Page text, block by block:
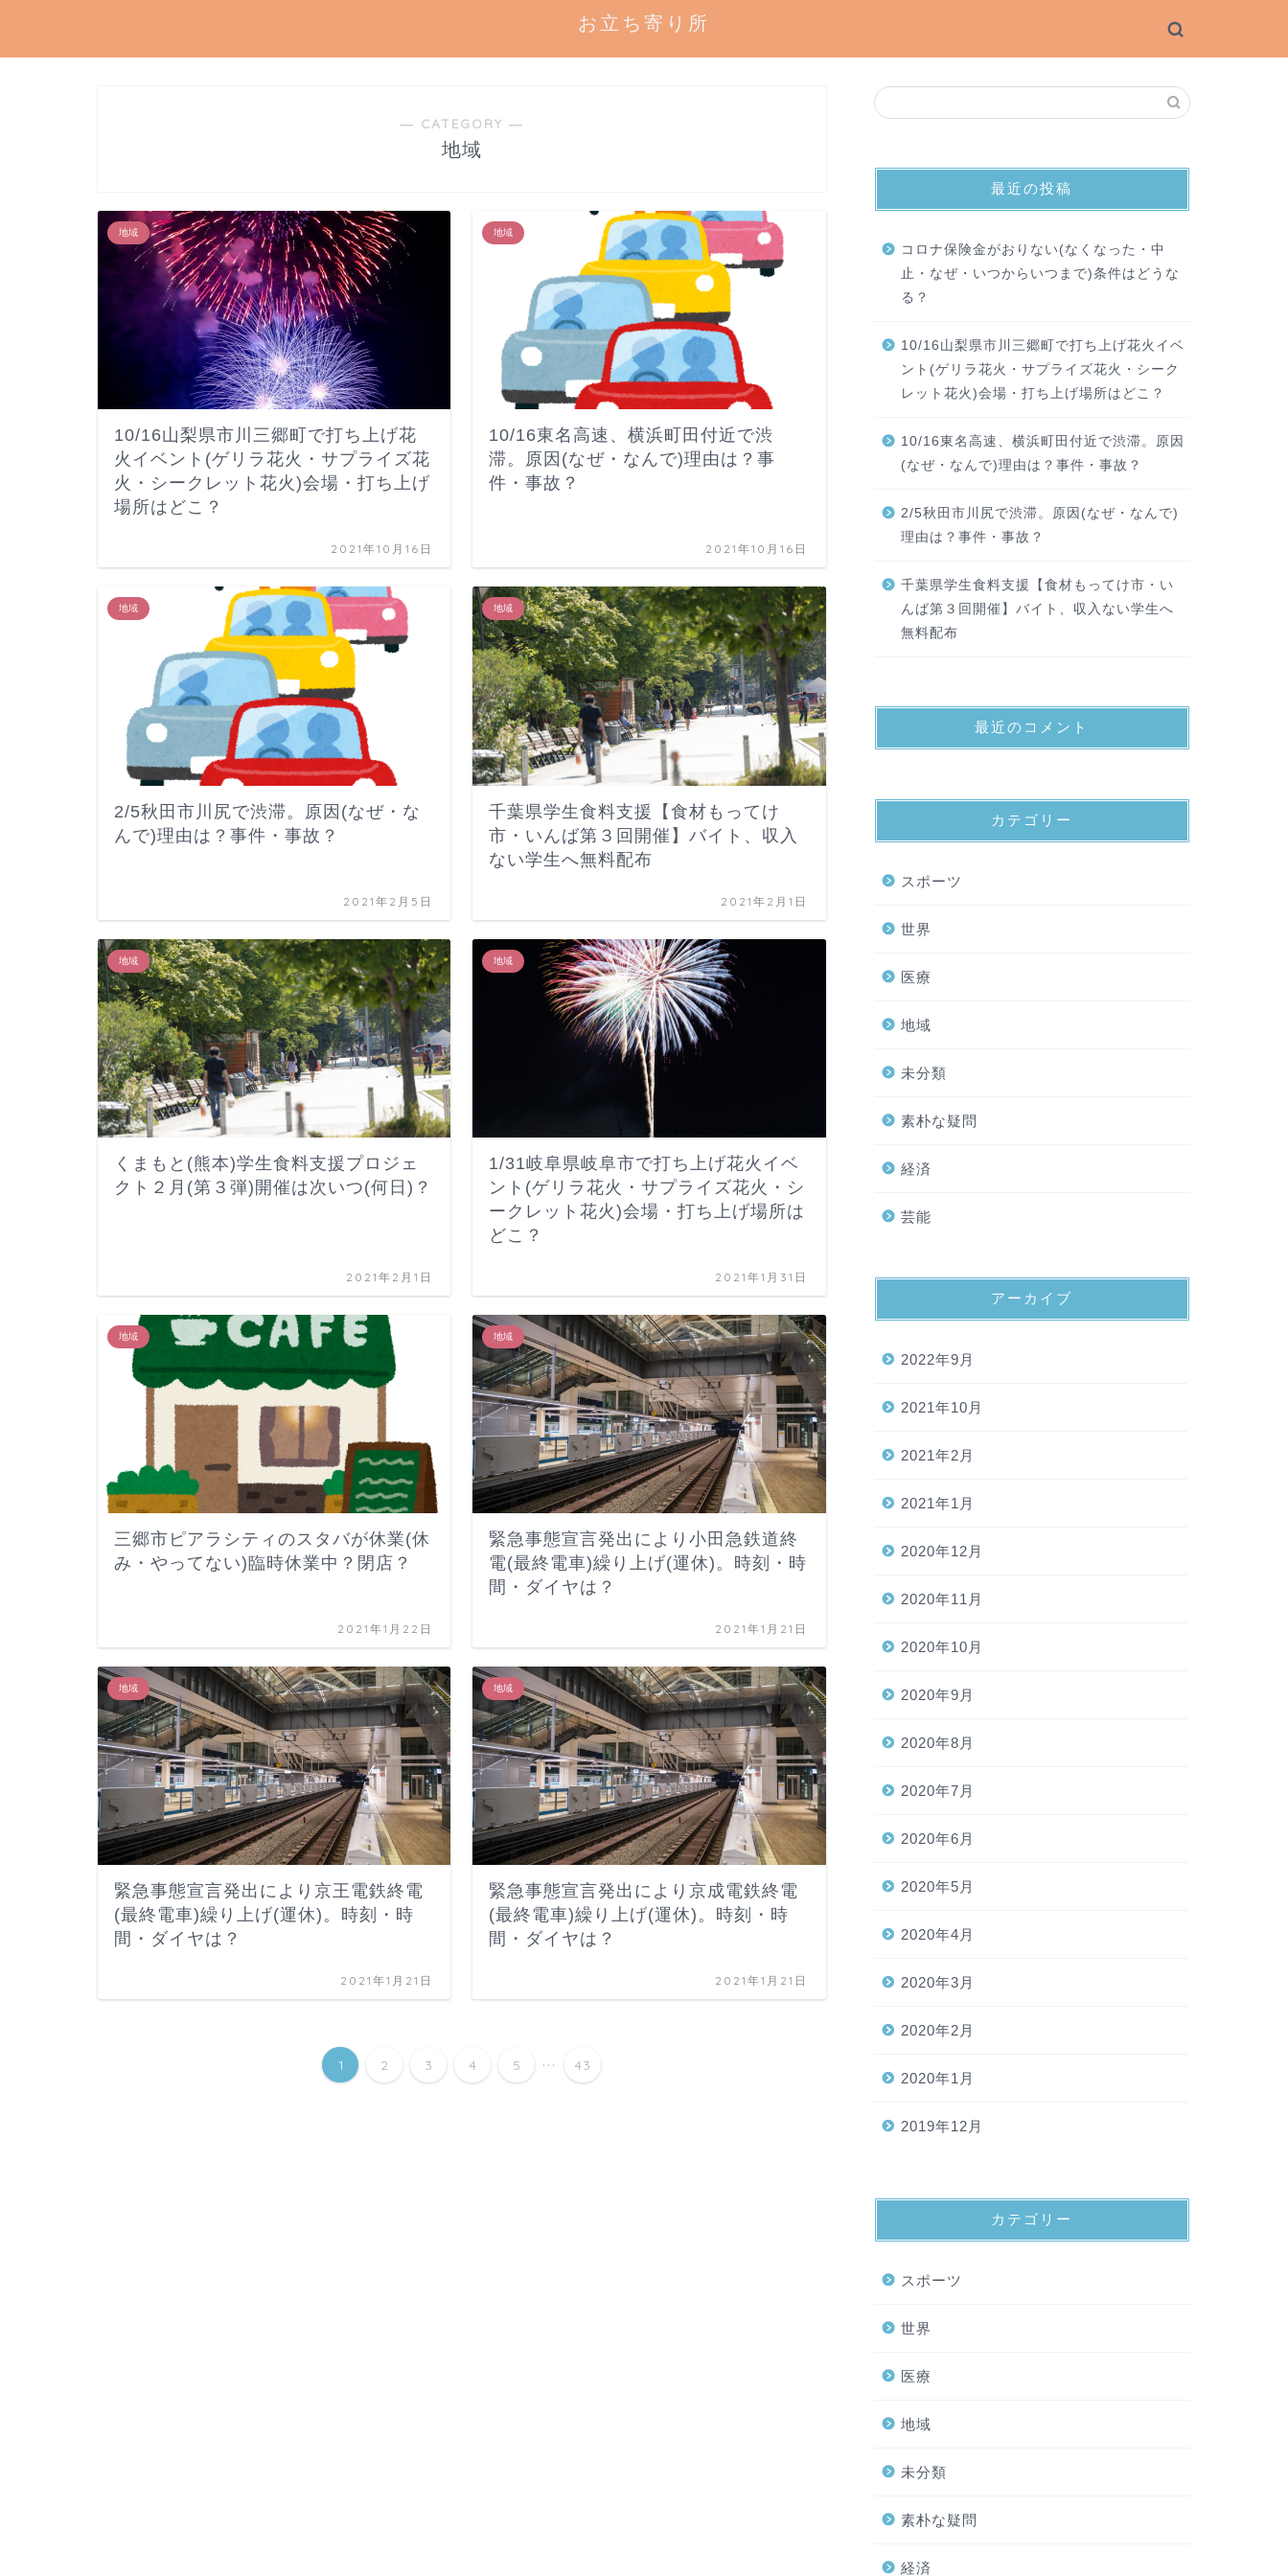
お立ち寄り所
― CATEGORY ―
地域
地域
10/16山梨県市川三郷町で打ち上げ花
火イベント(ゲリラ花火・サプライズ花
火・シークレット花火)会場・打ち上げ
場所はどこ？
2021年10月16日
地域
10/16東名高速、横浜町田付近で渋
滞。原因(なぜ・なんで)理由は？事
件・事故？
2021年10月16日
地域
2/5秋田市川尻で渋滞。原因(なぜ・な
んで)理由は？事件・事故？
2021年2月5日
地域
千葉県学生食料支援【食材もってけ
市・いんば第３回開催】バイト、収入
ない学生へ無料配布
2021年2月1日
地域
くまもと(熊本)学生食料支援プロジェ
クト２月(第３弾)開催は次いつ(何日)？
2021年2月1日
地域
1/31岐阜県岐阜市で打ち上げ花火イベ
ント(ゲリラ花火・サプライズ花火・シ
ークレット花火)会場・打ち上げ場所は
どこ？
2021年1月31日
地域
三郷市ピアラシティのスタバが休業(休
み・やってない)臨時休業中？閉店？
2021年1月22日
地域
緊急事態宣言発出により小田急鉄道終
電(最終電車)繰り上げ(運休)。時刻・時
間・ダイヤは？
2021年1月21日
地域
緊急事態宣言発出により京王電鉄終電
(最終電車)繰り上げ(運休)。時刻・時
間・ダイヤは？
2021年1月21日
地域
緊急事態宣言発出により京成電鉄終電
(最終電車)繰り上げ(運休)。時刻・時
間・ダイヤは？
2021年1月21日
1 2 3 4 5 ... 43
最近の投稿
コロナ保険金がおりない(なくなった・中
止・なぜ・いつからいつまで)条件はどうな
る？
10/16山梨県市川三郷町で打ち上げ花火イベ
ント(ゲリラ花火・サプライズ花火・シーク
レット花火)会場・打ち上げ場所はどこ？
10/16東名高速、横浜町田付近で渋滞。原因
(なぜ・なんで)理由は？事件・事故？
2/5秋田市川尻で渋滞。原因(なぜ・なんで)
理由は？事件・事故？
千葉県学生食料支援【食材もってけ市・い
んば第３回開催】バイト、収入ない学生へ
無料配布
最近のコメント
カテゴリー
スポーツ
世界
医療
地域
未分類
素朴な疑問
経済
芸能
アーカイブ
2022年9月
2021年10月
2021年2月
2021年1月
2020年12月
2020年11月
2020年10月
2020年9月
2020年8月
2020年7月
2020年6月
2020年5月
2020年4月
2020年3月
2020年2月
2020年1月
2019年12月
カテゴリー
スポーツ
世界
医療
地域
未分類
素朴な疑問
経済